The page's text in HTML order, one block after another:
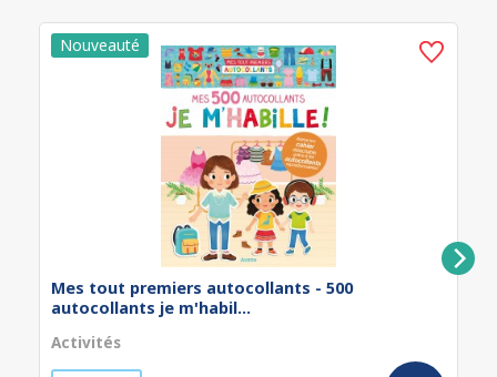
Mes tout premiers autocollants - 500
autocollants je m'habil...
Activités